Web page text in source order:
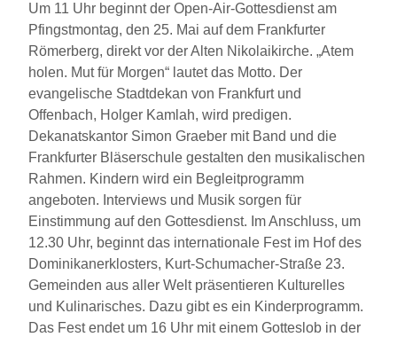
Um 11 Uhr beginnt der Open-Air-Gottesdienst am
Pfingstmontag, den 25. Mai auf dem Frankfurter
Römerberg, direkt vor der Alten Nikolaikirche. „Atem
holen. Mut für Morgen“ lautet das Motto. Der
evangelische Stadtdekan von Frankfurt und
Offenbach, Holger Kamlah, wird predigen.
Dekanatskantor Simon Graeber mit Band und die
Frankfurter Bläserschule gestalten den musikalischen
Rahmen. Kindern wird ein Begleitprogramm
angeboten. Interviews und Musik sorgen für
Einstimmung auf den Gottesdienst. Im Anschluss, um
12.30 Uhr, beginnt das internationale Fest im Hof des
Dominikanerklosters, Kurt-Schumacher-Straße 23.
Gemeinden aus aller Welt präsentieren Kulturelles
und Kulinarisches. Dazu gibt es ein Kinderprogramm.
Das Fest endet um 16 Uhr mit einem Gotteslob in der